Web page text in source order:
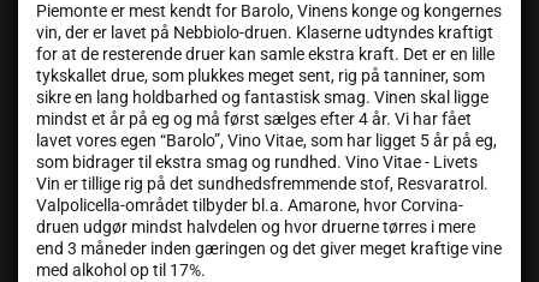
Piemonte er mest kendt for Barolo, Vinens konge og kongernes
vin, der er lavet på Nebbiolo-druen. Klaserne udtyndes kraftigt
for at de resterende druer kan samle ekstra kraft. Det er en lille
tykskallet drue, som plukkes meget sent, rig på tanniner, som
sikre en lang holdbarhed og fantastisk smag. Vinen skal ligge
mindst et år på eg og må først sælges efter 4 år. Vi har fået
lavet vores egen “Barolo”, Vino Vitae, som har ligget 5 år på eg,
som bidrager til ekstra smag og rundhed. Vino Vitae - Livets
Vin er tillige rig på det sundhedsfremmende stof, Resvaratrol.
Valpolicella-området tilbyder bl.a. Amarone, hvor Corvina-
druen udgør mindst halvdelen og hvor druerne tørres i mere
end 3 måneder inden gæringen og det giver meget kraftige vine
med alkohol op til 17%.